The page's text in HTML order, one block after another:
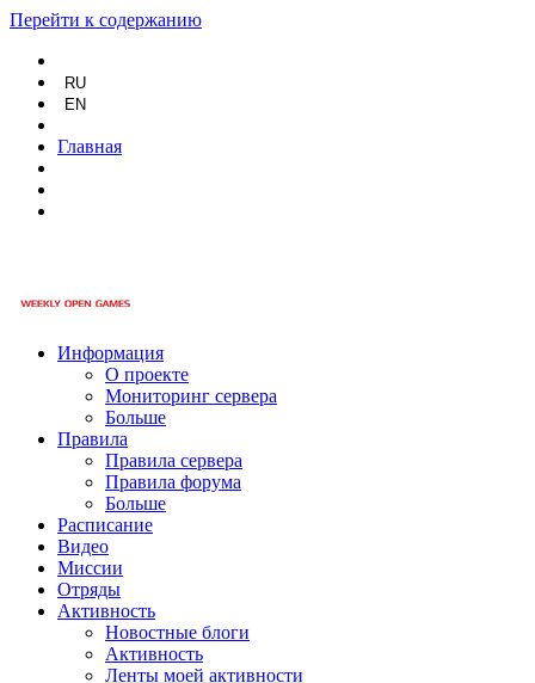
Перейти к содержанию
RU
EN
Главная
Информация
О проекте
Мониторинг сервера
Больше
Правила
Правила сервера
Правила форума
Больше
Расписание
Видео
Миссии
Отряды
Активность
Новостные блоги
Активность
Ленты моей активности